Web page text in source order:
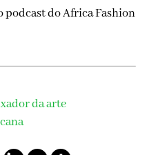
podcast do Africa Fashion
da arte